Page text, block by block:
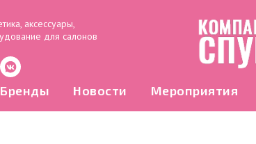
аксессуары,
для салонов
Бренды Новости Мероприятия